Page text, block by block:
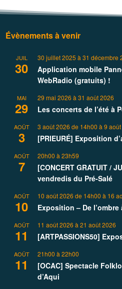
Évènements à venir
JUIL
30
30 juillet 2025 à31 décembre
Application mobile
WebRadio (gratuits) !
MAI
29
29 mai 2026 à31 août 2026
Les concerts de l’été à
AOÛT
3
3 août 2026 de 14h00 à9
[PRIEURÉ] Exposition
AOÛT
7
20h00 à23h59
[CONCERT GRATUIT /
vendredis du Pré-Salé
AOÛT
10
10 août 2026 de 14h00 à 16
Exposition – De l’ombre
AOÛT
11
11 août 2026 à21 août 2026
[ARTPASSIONS50]
AOÛT
11
21h00 à22h00
[OCAC] Spectacle
d’Aqui